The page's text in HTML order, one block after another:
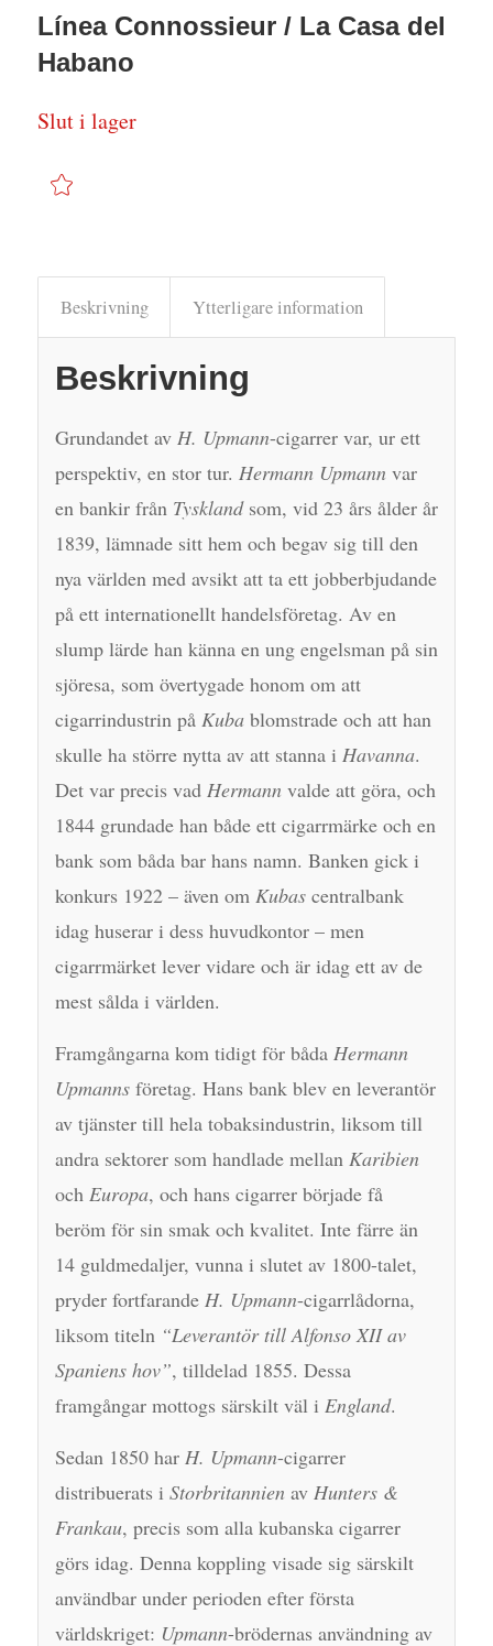
Línea Connossieur / La Casa del
Habano
Slut i lager
Beskrivning Ytterligare information
Beskrivning
Grundandet av H. Upmann-cigarrer var, ur ett
perspektiv, en stor tur. Hermann Upmann var
en bankir från Tysklandsom, vid 23 års ålder år
1839, lämnade sitt hem och begav sig till den
nya världen med avsikt att ta ett jobberbjudande
på ett internationellt handelsföretag. Av en
slump lärde han känna en ung engelsman på sin
sjöresa, som övertygade honom om att
cigarrindustrin på Kubablomstrade och att han
skulle ha större nytta av att stanna i Havanna.
Det var precis vad Hermann valde att göra, och
1844 grundade han både ett cigarrmärke och en
bank som båda bar hans namn. Banken gick i
konkurs 1922 – även om Kubascentralbank
idag huserar i dess huvudkontor – men
cigarrmärket lever vidare och är idag ett av de
mest sålda i världen.
Framgångarna kom tidigt för båda Hermann
Upmannsföretag. Hans bank blev en leverantör
av tjänster till hela tobaksindustrin, liksom till
andra sektorer som handlade mellan Karibien
och Europa, och hans cigarrer började få
beröm för sin smak och kvalitet. Inte färre än
14 guldmedaljer, vunna i slutet av 1800-talet,
pryder fortfarande H. Upmann-cigarrlådorna,
liksom titeln “Leverantör till Alfonso XII av
Spaniens hov”, tilldelad 1855. Dessa
framgångar mottogs särskilt väl i England.
Sedan 1850 har H. Upmann-cigarrer
distribuerats i Storbritannien av Hunters &
Frankau, precis som alla kubanska cigarrer
görs idag. Denna koppling visade sig särskilt
användbar under perioden efter första
världskriget: Upmann-brödernas användning av